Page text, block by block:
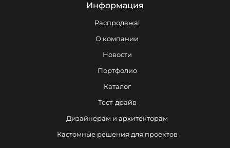
Информация
Распродажа!
О компании
Новости
Портфолио
Каталог
Тест-драйв
Дизайнерам и архитекторам
Кастомные решения для проектов